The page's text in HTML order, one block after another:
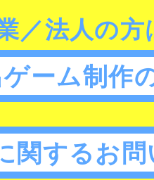
／法人の方
ーム制作
関するお